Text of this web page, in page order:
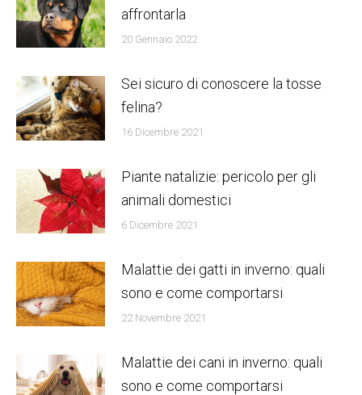
affrontarla
20 Gennaio 2022
Sei sicuro di conoscere la tosse
felina?
16 Dicembre 2021
Piante natalizie: pericolo per gli
animali domestici
6 Dicembre 2021
Malattie dei gatti in inverno: quali
sono e come comportarsi
22 Novembre 2021
Malattie dei cani in inverno: quali
sono e come comportarsi